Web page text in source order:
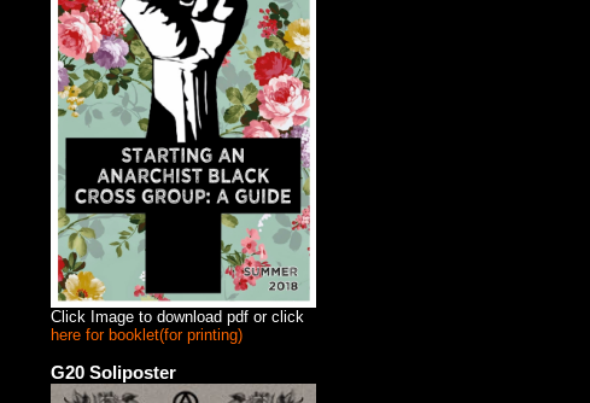
Click Image to download pdf or click
here for booklet(for printing)
G20 Soliposter